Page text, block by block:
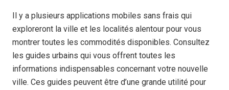
Il y a plusieurs applications mobiles sans frais qui
exploreront la ville et les localités alentour pour vous
montrer toutes les commodités disponibles. Consultez
les guides urbains qui vous offrent toutes les
informations indispensables concernant votre nouvelle
ville. Ces guides peuvent être d’une grande utilité pour